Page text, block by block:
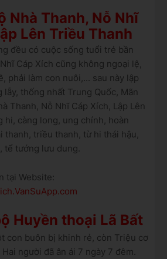
Nhà Thanh, Nỗ Nhĩ
Lên Triều Thanh
đều có cuộc sống tuổi trẻ bần
Cáp Xích cũng không ngoại lệ,
phải làm con nuôi,... sau này lập
lẫy, thống nhất Trung Quốc, Mãn
Thanh, Nỗ Nhĩ Cáp Xích, Lập Lên
hi, càng long, ung chính, hoàn
thanh, triều thanh, từ hi thái hậu,
tể tướng lưu dung.
tại Website:
Huyền thoại Lã Bất
con buôn bị khinh rẻ, còn Triệu cơ
người đã ân ái 7 ngày 7 đêm.